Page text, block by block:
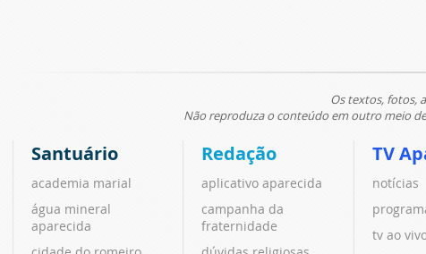
Os textos, fotos,
Não reproduza o conteúdo em outro meio
Santuário
academia marial
água mineral
aparecida
Redação
aplicativo aparecida
campanha da
fraternidade
TV
notícias
tv ao